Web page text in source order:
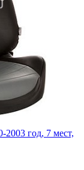
год, 7 мест,